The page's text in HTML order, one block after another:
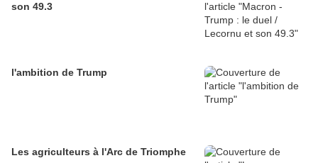
son 49.3
l'ambition de Trump
Les agriculteurs à l'Arc de Triomphe